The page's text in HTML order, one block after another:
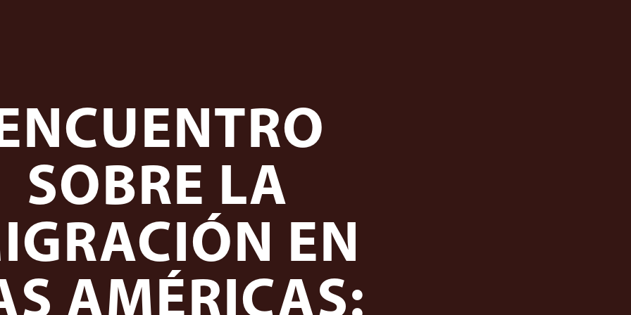
SOBRE LA
EN
AMÉRICAS: